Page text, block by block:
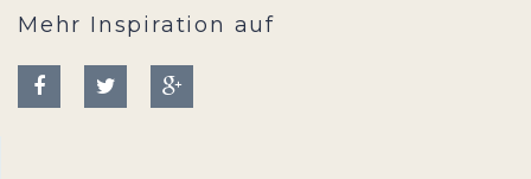
Mehr Inspiration auf